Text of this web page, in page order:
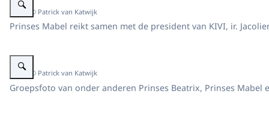
Beeld: © Patrick van Katwijk
Prinses Mabel reikt samen met de president van KIVI, ir.
Vergroot afbeelding Uitreiking tiende Prins Friso Ingenieursprijs
Beeld: © Patrick van Katwijk
Groepsfoto van onder anderen Prinses Beatrix, Prinses